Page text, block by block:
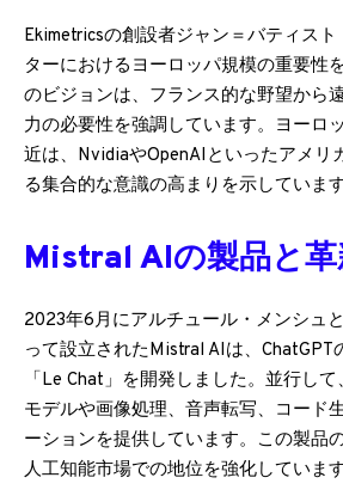
Ekimetricsの創設者ジャン＝バティス
ターにおけるヨーロッパ規模の重要性
のビジョンは、フランス的な野望から
力の必要性を強調しています。ヨーロ
近は、NvidiaやOpenAIといったアメリ
る集合的な意識の高まりを示しています
Mistral AIの製品と
2023年6月にアルチュール・メンシュ
って設立されたMistral AIは、ChatGPT
「Le Chat」を開発しました。並行し
モデルや画像処理、音声転写、コード
ーションを提供しています。この製品
人工知能市場での地位を強化しています